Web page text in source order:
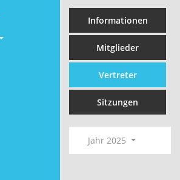
Informationen
Mitglieder
Vertreter
Sitzungen
Jahr 2025